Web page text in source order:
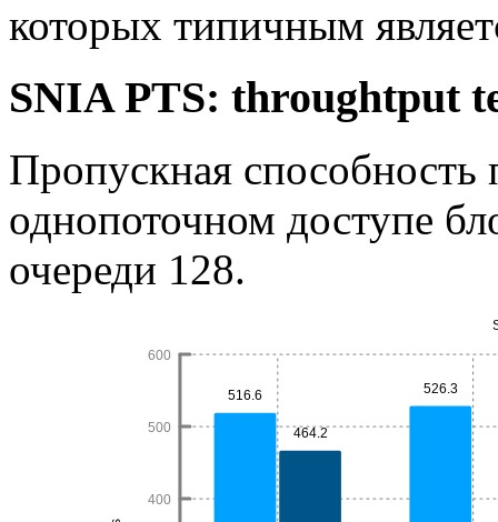
которых типичным
SNIA PTS: throughtput
Пропускная способность
однопоточном доступе
очереди 128.